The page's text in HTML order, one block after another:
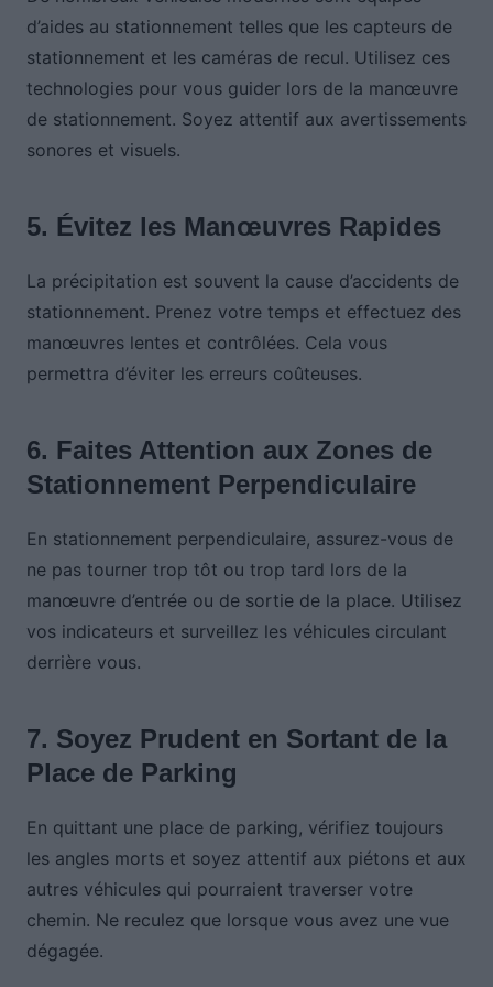
d’aides au stationnement telles que les capteurs de
stationnement et les caméras de recul. Utilisez ces
technologies pour vous guider lors de la manœuvre
de stationnement. Soyez attentif aux avertissements
sonores et visuels.
5. Évitez les Manœuvres Rapides
La précipitation est souvent la cause d’accidents de
stationnement. Prenez votre temps et effectuez des
manœuvres lentes et contrôlées. Cela vous
permettra d’éviter les erreurs coûteuses.
6. Faites Attention aux Zones de
Stationnement Perpendiculaire
En stationnement perpendiculaire, assurez-vous de
ne pas tourner trop tôt ou trop tard lors de la
manœuvre d’entrée ou de sortie de la place. Utilisez
vos indicateurs et surveillez les véhicules circulant
derrière vous.
7. Soyez Prudent en Sortant de la
Place de Parking
En quittant une place de parking, vérifiez toujours
les angles morts et soyez attentif aux piétons et aux
autres véhicules qui pourraient traverser votre
chemin. Ne reculez que lorsque vous avez une vue
dégagée.